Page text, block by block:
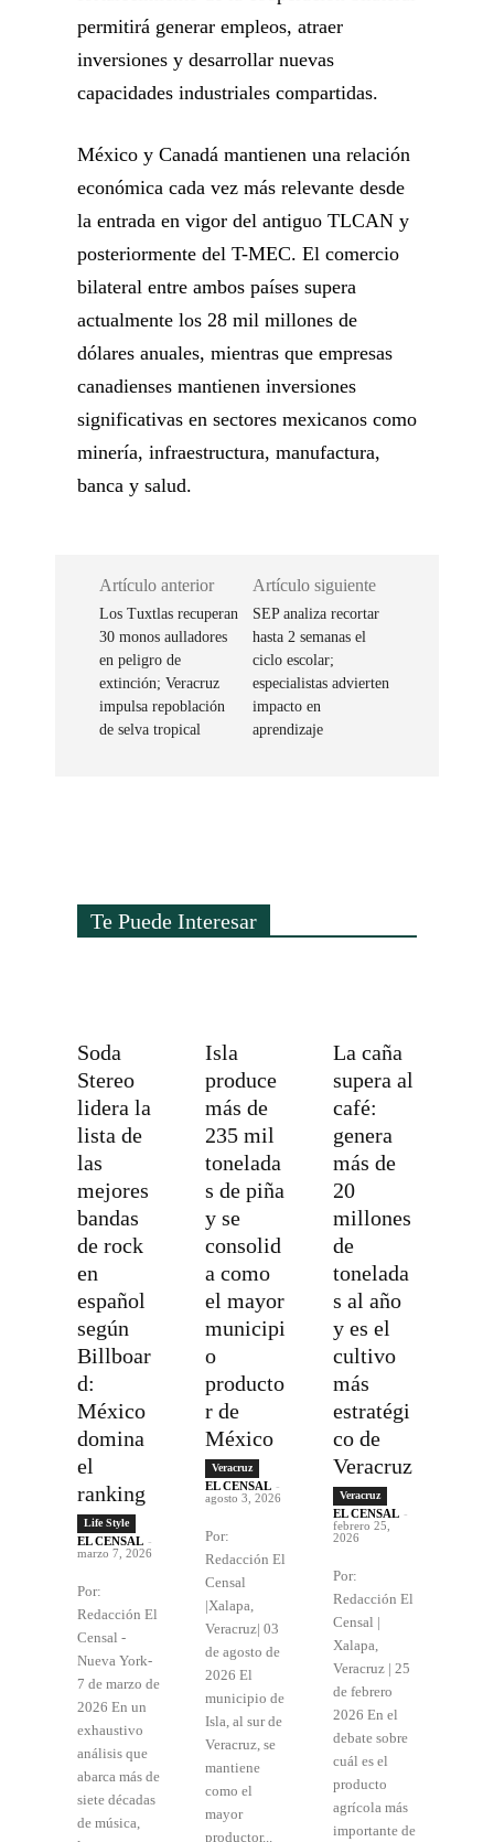
permitirá generar empleos, atraer
inversiones y desarrollar nuevas
capacidades industriales compartidas.
México y Canadá mantienen una relación
económica cada vez más relevante desde
la entrada en vigor del antiguo TLCAN y
posteriormente del T-MEC. El comercio
bilateral entre ambos países supera
actualmente los 28 mil millones de
dólares anuales, mientras que empresas
canadienses mantienen inversiones
significativas en sectores mexicanos como
minería, infraestructura, manufactura,
banca y salud.
Artículo anterior
Los Tuxtlas recuperan
30 monos aulladores
en peligro de
extinción; Veracruz
impulsa repoblación
de selva tropical
Artículo siguiente
SEP analiza recortar
hasta 2 semanas el
ciclo escolar;
especialistas advierten
impacto en
aprendizaje
Te Puede Interesar
Soda
Stereo
lidera la
lista de
las
mejores
bandas
de rock
en
español
según
Billboar
d:
México
domina
el
ranking
Life Style
EL CENSAL -
marzo 7, 2026
Por:
Redacción El
Censal -
Nueva York-
7 de marzo de
2026 En un
exhaustivo
análisis que
abarca más de
siete décadas
de música,
Isla
produce
más de
235 mil
tonelada
s de piña
y se
consolid
a como
el mayor
municipi
o
producto
r de
México
Veracruz
EL CENSAL -
agosto 3, 2026
Por:
Redacción El
Censal
|Xalapa,
Veracruz| 03
de agosto de
2026 El
municipio de
Isla, al sur de
Veracruz, se
mantiene
como el
mayor
productor...
La caña
supera al
café:
genera
más de
20
millones
de
tonelada
s al año
y es el
cultivo
más
estratégi
co de
Veracruz
Veracruz
EL CENSAL -
febrero 25,
2026
Por:
Redacción El
Censal |
Xalapa,
Veracruz | 25
de febrero
2026 En el
debate sobre
cuál es el
producto
agrícola más
importante de